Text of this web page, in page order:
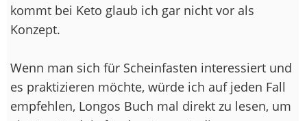
kommt bei Keto glaub ich gar nicht vor als
Konzept.
Wenn man sich für Scheinfasten interessiert und
es praktizieren möchte, würde ich auf jeden Fall
empfehlen, Longos Buch mal direkt zu lesen, um